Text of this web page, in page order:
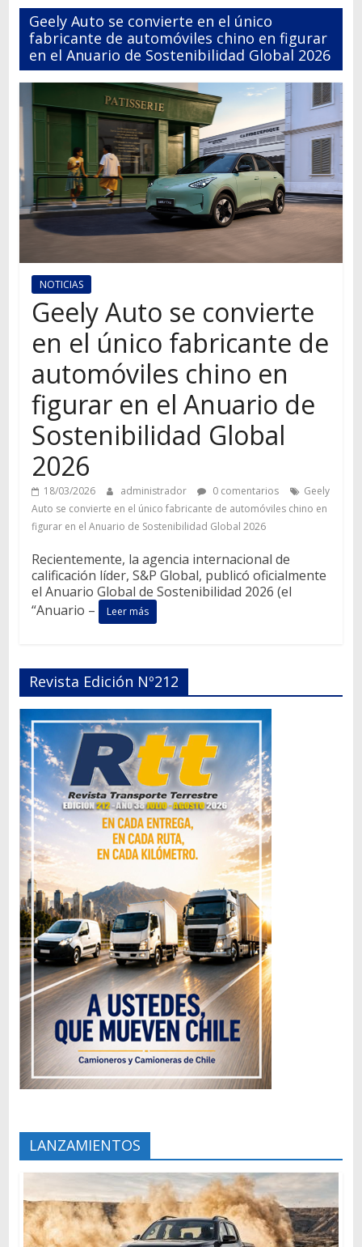
Autos,
camiones,
motos,
información
mundo
transporte
Geely Auto se convierte en el único
fabricante de automóviles chino en figurar
en el Anuario de Sostenibilidad Global 2026
NOTICIAS
Geely Auto se convierte
en el único fabricante de
automóviles chino en
figurar en el Anuario de
Sostenibilidad Global
2026
18/03/2026 administrador 0 comentarios
Geely
Auto se convierte en el único fabricante de automóviles chino en
figurar en el Anuario de Sostenibilidad Global 2026
Recientemente, la agencia internacional de
calificación líder, S&P Global, publicó oficialmente
el Anuario Global de Sostenibilidad 2026 (el
“Anuario –
Leer más
Revista Edición Nº212
LANZAMIENTOS